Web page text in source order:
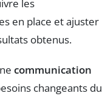
les
en place et ajuster
obtenus.
communication
changeants du